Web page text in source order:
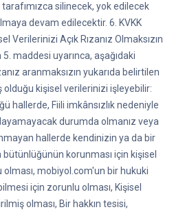
silinecek, yok edilecek
devam edilecektir. 6. KVKK
Verilerinizi Açık Rızanız Olmaksızın
maddesi uyarınca, aşağıdaki
aranmaksızın yukarıda belirtilen
olduğu kişisel verilerinizi işleyebilir:
hallerde, Fiili imkânsızlık nedeniyle
durumda olmanız veya
hallerde kendinizin ya da bir
bütünlüğünün korunması için kişisel
mobiyol.com'un bir hukuki
için zorunlu olması, Kişisel
olması, Bir hakkın tesisi,